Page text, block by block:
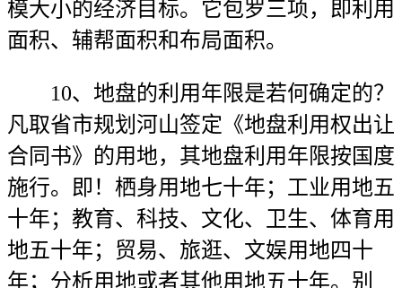
模大小的经济目标。它包罗三项，即利用
面积、辅帮面积和布局面积。
10、地盘的利用年限是若何确定的？
凡取省市规划河山签定《地盘利用权出让
合同书》的用地，其地盘利用年限按国度
施行。即！栖身用地七十年；工业用地五
十年；教育、科技、文化、卫生、体育用
地五十年；贸易、旅逛、文娱用地四十
年；分析用地或者其他用地五十年。别